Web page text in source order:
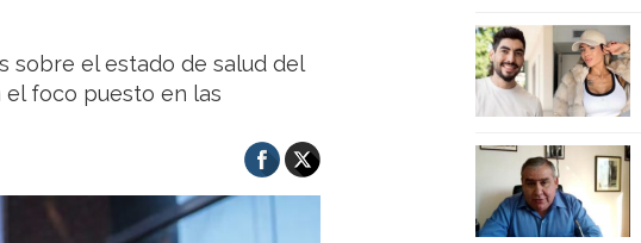
sobre el estado de salud del
foco puesto en las